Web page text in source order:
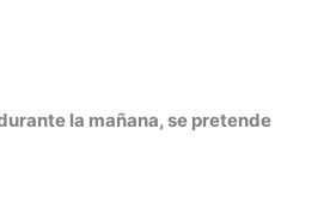
la mañana, se pretende